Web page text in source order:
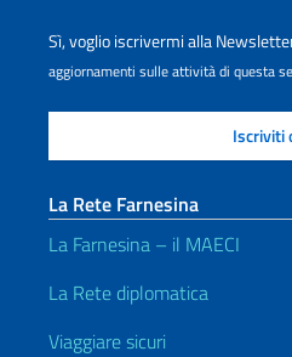
Sì, voglio iscrivermi alla
aggiornamenti sulle attività di questa
La Rete Farnesina
La Farnesina – il MAECI
La Rete diplomatica
Viaggiare sicuri